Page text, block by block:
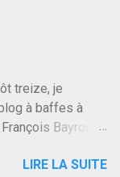
treize, je
à baffes à
Bayrou. Il
couples mais
LIRE LA SUITE